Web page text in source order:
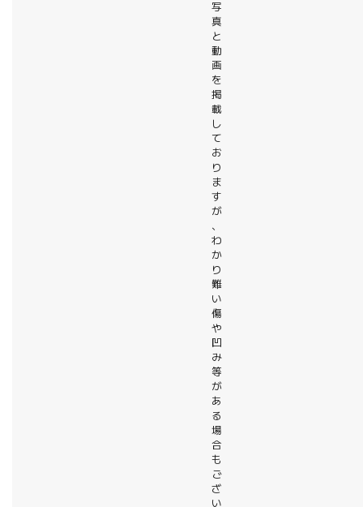
写
真
と
動
画
を
掲
載
し
て
お
り
ま
す
が
、
わ
か
り
難
い
傷
や
凹
み
等
が
あ
る
場
合
も
ご
ざ
い